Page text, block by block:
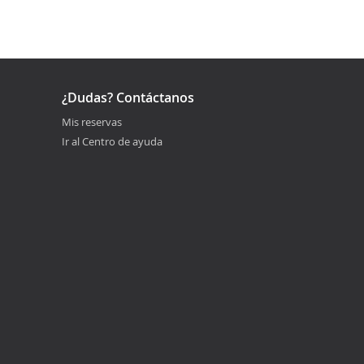
¿Dudas? Contáctanos
Mis reservas
Ir al Centro de ayuda